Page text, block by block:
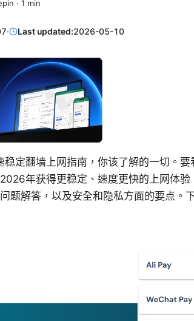
· 1 min
· Last updated:2026-05-10
定翻墙上网指南，你该了解的一切。
年获得更稳定、速度更快的上网体
题解答，以及安全和隐私方面的要点。